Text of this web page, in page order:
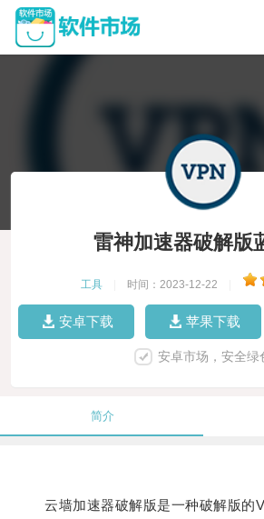
雷神加速器破解版
工具 时间：2023-12-22
安卓下载 苹果下载
安卓市场，安全绿
简介
云墙加速器破解版是一种破解版的